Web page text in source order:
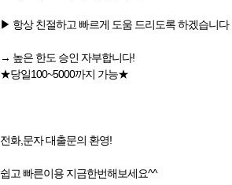
▶ 항상 친절하고 빠르게 도움 드리도록 하겠습니다
→ 높은 한도 승인 자부합니다!
★당일100~5000까지 가능★
전화,문자 대출문의 환영!
쉽고 빠른이용 지금한번해보세요^^